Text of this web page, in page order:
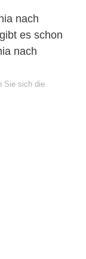
nach
es schon
nach
Sie sich die